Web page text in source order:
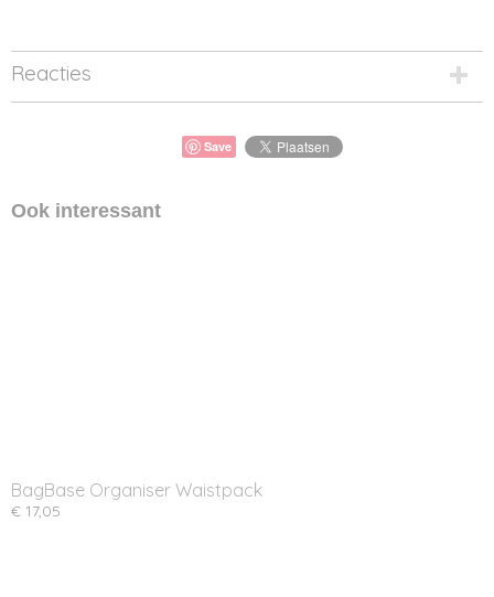
Reacties
Save
Ook interessant
BagBase Organiser Waistpack
€ 17,05